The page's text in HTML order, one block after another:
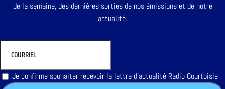
de la semaine, des dernières sorties de nos émissions et de notre
actualité.
Je confirme souhaiter recevoir la lettre d'actualité Radio Courtoisie